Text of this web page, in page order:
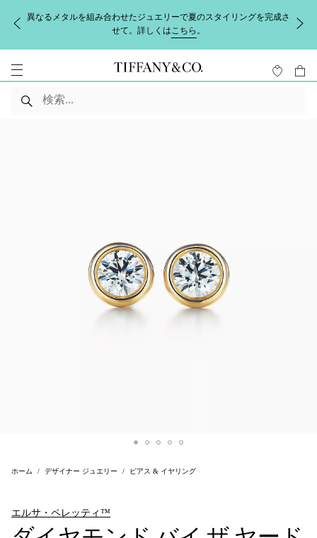
異なるメタルを組み合わせたジュエリーで夏のスタイリングを完成さ
せて。詳しくはこちら 。
ホーム デザイナー ジュエリー ピアス & イヤリング
エルサ・ペレッティ™